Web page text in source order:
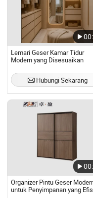
Lemari Geser Kamar Tidur
Modern yang Disesuaikan
Hubungi Sekarang
Organizer Pintu Geser
untuk Penyimpanan yang